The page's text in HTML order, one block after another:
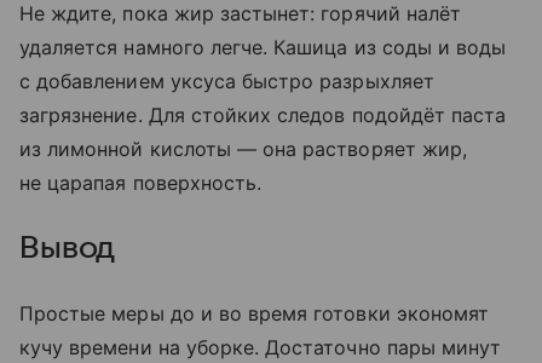
Не ждите, пока жир застынет: горячий налёт
удаляется намного легче. Кашица из соды и воды
с добавлением уксуса быстро разрыхляет
загрязнение. Для стойких следов подойдёт паста
из лимонной кислоты — она растворяет жир,
не царапая поверхность.
Вывод
Простые меры до и во время готовки экономят
кучу времени на уборке. Достаточно пары минут